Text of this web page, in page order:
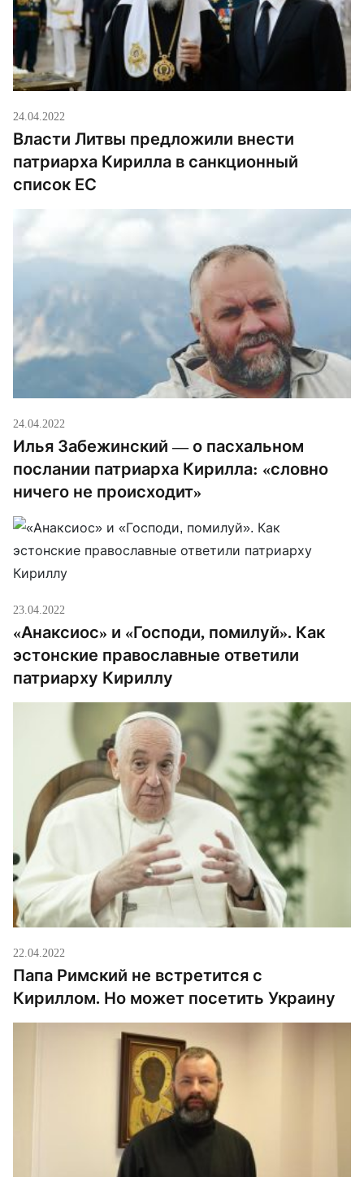
24.04.2022
Власти Литвы предложили внести
патриарха Кирилла в санкционный
список ЕС
24.04.2022
Илья Забежинский — о пасхальном
послании патриарха Кирилла: «словно
ничего не происходит»
23.04.2022
«Анаксиос» и «Господи, помилуй». Как
эстонские православные ответили
патриарху Кириллу
22.04.2022
Папа Римский не встретится с
Кириллом. Но может посетить Украину